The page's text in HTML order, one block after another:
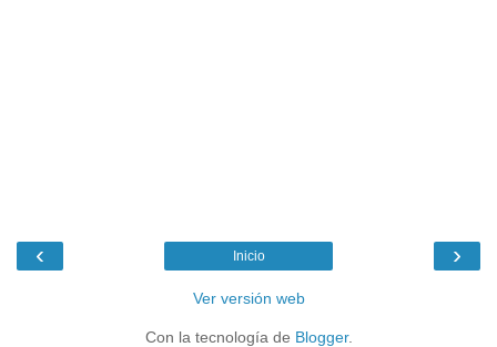
‹ ›
Inicio
Ver versión web
Con la tecnología de Blogger.